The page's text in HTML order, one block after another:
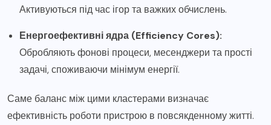
Активуються під час ігор та важких обчислень.
Енергоефективні ядра (Efficiency Cores):
Обробляють фонові процеси, месенджери та прості
задачі, споживаючи мінімум енергії.
Саме баланс між цими кластерами визначає
ефективність роботи пристрою в повсякденному житті.